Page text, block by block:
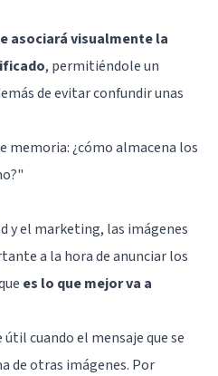
asociará visualmente la
, permitiéndole un
de evitar confundir unas
memoria: ¿cómo almacena los
"
y el marketing, las imágenes
a la hora de anunciar los
es lo que mejor va a
cuando el mensaje que se
de otras imágenes. Por